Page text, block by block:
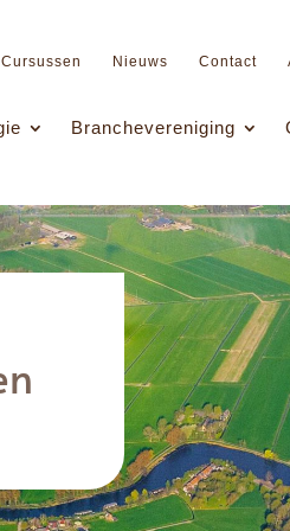
Cursussen Nieuws Contact
Branchevereniging